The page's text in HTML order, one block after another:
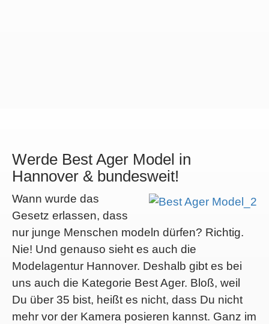
Werde Best Ager Model in
Hannover & bundesweit!
Wann wurde das
Gesetz erlassen, dass
nur junge Menschen modeln dürfen? Richtig.
Nie! Und genauso sieht es auch die
Modelagentur Hannover. Deshalb gibt es bei
uns auch die Kategorie Best Ager. Bloß, weil
Du über 35 bist, heißt es nicht, dass Du nicht
mehr vor der Kamera posieren kannst. Ganz im